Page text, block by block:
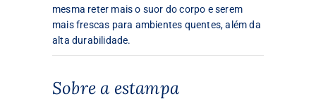
mesma reter mais o suor do corpo e serem
mais frescas para ambientes quentes, além da
alta durabilidade.
Sobre a estampa